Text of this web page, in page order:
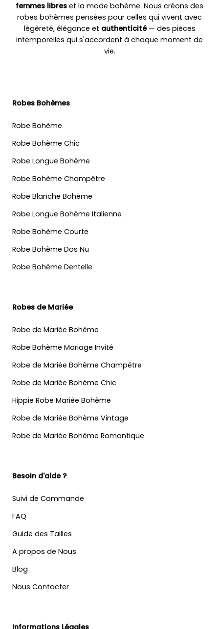
femmes libres et la mode bohème. Nous créons des
robes bohèmes pensées pour celles qui vivent avec
légèreté, élégance et authenticité— des pièces
intemporelles qui s'accordent à chaque moment de
vie.
Robes Bohèmes
Robe Bohème
Robe Bohème Chic
Robe Longue Bohème
Robe Bohème Champêtre
Robe Blanche Bohème
Robe Longue Bohème Italienne
Robe Bohème Courte
Robe Bohème Dos Nu
Robe Bohème Dentelle
Robes de Mariée
Robe de Mariée Bohème
Robe Bohème Mariage Invité
Robe de Mariée Bohème Champêtre
Robe de Mariée Bohème Chic
Hippie Robe Mariée Bohème
Robe de Mariée Bohème Vintage
Robe de Mariée Bohème Romantique
Besoin d'aide ?
Suivi de Commande
FAQ
Guide des Tailles
A propos de Nous
Blog
Nous Contacter
Informations Légales